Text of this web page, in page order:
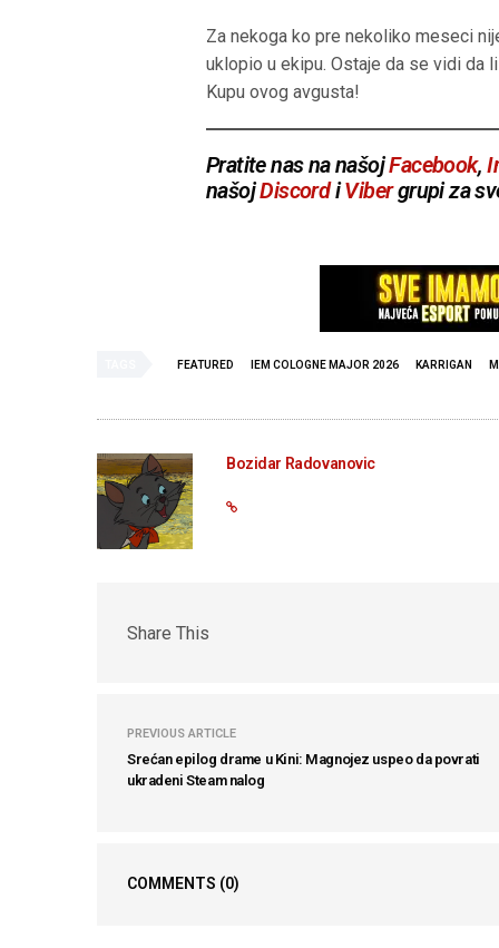
a
y
Za nekoga ko pre nekoliko meseci
uklopio u ekipu. Ostaje da se vidi da
Kupu ovog avgusta!
Pratite nas na našojFacebook,
našojDiscordiVibergrupi za
FEATURED IEM COLOGNE MAJOR 2026 KARRIGAN
Bozidar Radovanovic
Share This
PREVIOUS ARTICLE
Srećan epilog drame u Kini: Magnojez uspeo da povrati
ukradeni Steam nalog
COMMENTS (0)